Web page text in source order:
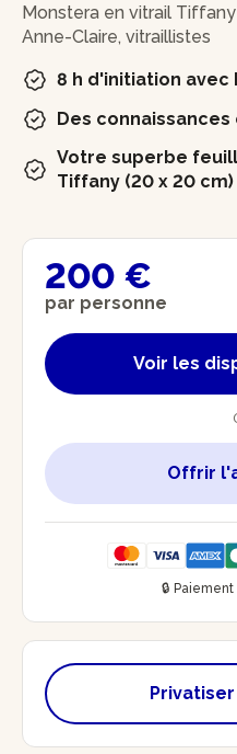
Monstera en vitrail
Anne-Claire, vitraillistes
8 h d'initiation avec
Des
Votre superbe
Tiffany (20 x 20 cm)
200 €
par personne
Voir les
Offrir
🔒